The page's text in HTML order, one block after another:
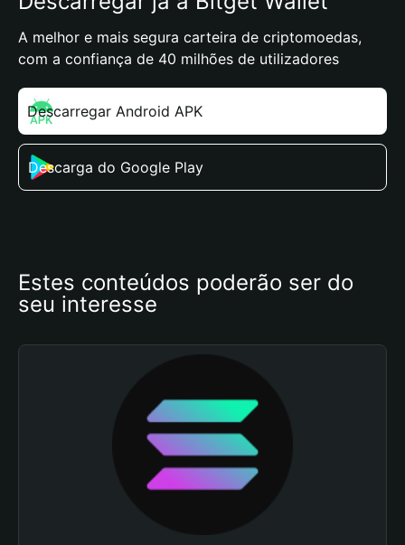
A melhor e mais segura carteira de criptomoedas,
com a confiança de 40 milhões de utilizadores
Descarregar Android APK
Descarga do Google Play
Estes conteúdos poderão ser do
seu interesse